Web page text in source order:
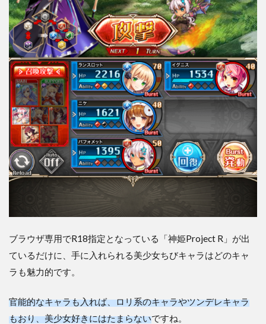
ブラウザ専用でR18指定となっている「神姫Project R」が出
ているだけに、手に入れられる美少女ちびキャラはどのキャ
ラも魅力的です。
官能的なキャラも入れば、ロリ系のキャラやツンデレキャラ
もおり、美少女好きにはたまらないですね。